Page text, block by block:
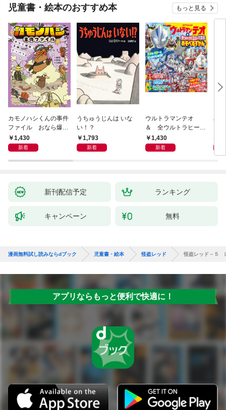
児童書・絵本のおすすめ本 もっと見る
カモノハシくんの事件
ファイル おなら爆
弾！ 危機イッパツ編
1,430
新着
うちゅうじんは いな
い！？
1,793
新着
ウルトラマンテオ
＆ 全ウルトラヒーロ
ー大集合 あそべるず
かん
1,430
新着
星
新刊配信予定 ランキング
キャンペーン 無料
漫画無料試し読みならdブック 児童書・絵本 怪盗レッド 怪盗レッド－５
アプリならもっと便利で快適に！